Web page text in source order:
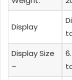
Display
Display Size
–